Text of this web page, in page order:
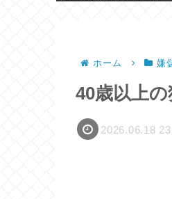
ホーム 嫌
40歳以上
2026.06.18